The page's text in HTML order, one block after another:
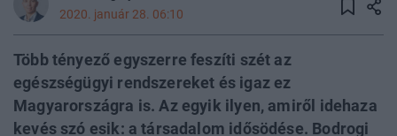
2020. január 28. 06:10
Több tényező egyszerre feszíti szét az
egészségügyi rendszereket és igaz ez
Magyarországra is. Az egyik ilyen, amiről idehaza
kevés szó esik: a társadalom idősödése. Bodrogi